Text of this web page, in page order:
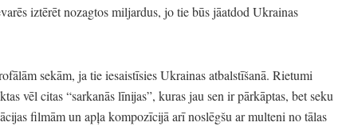
iztērēt nozagtos miljardus, jo tie būs jāatdod Ukrainas
sekām, ja tie iesaistīsies Ukrainas atbalstīšanā. Rietumi
vēl citas“sarkanās līnijas”, kuras jau sen ir pārkāptas, bet seku
filmām un apļa kompozīcijā arī noslēgšu ar multeni no tālas